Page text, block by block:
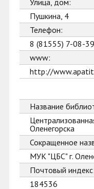
Улица, дом:
Пушкина, 4
Телефон:
8 (81555) 7-08-39
www:
http://
Название
Оленегорска
Сокращенное
МУК "ЦБС" г.
Почтовый индекс:
184536